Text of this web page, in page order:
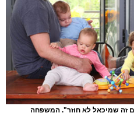
זה שמיכאל לא חוזר". המשפחה